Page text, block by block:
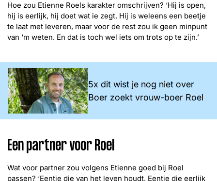
Hoe zou Etienne Roels karakter omschrijven? ‘Hij is open,
hij is eerlijk, hij doet wat ie zegt. Hij is weleens een beetje
te laat met leveren, maar voor de rest zou ik geen minpunt
van ‘m weten. En dat is toch wel iets om trots op te zijn.’
5x dit wist je nog niet over
Boer zoekt vrouw-boer Roel
Een partner voor Roel
Wat voor partner zou volgens Etienne goed bij Roel
passen? ‘Eentje die van het leven houdt. Eentje die eerlijk